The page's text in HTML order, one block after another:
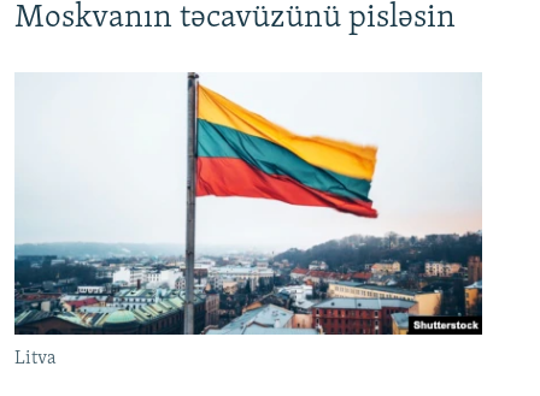
Moskvanın təcavüzünü pisləsin
Litva